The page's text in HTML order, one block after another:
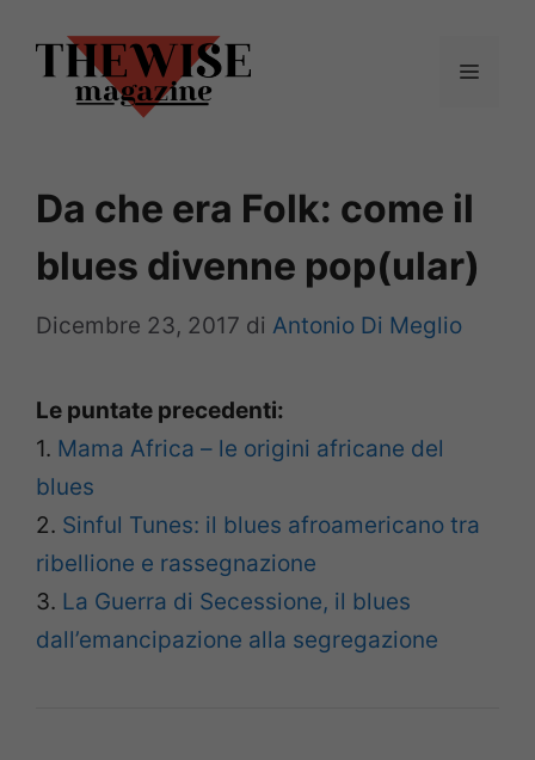
contenuto
Menu
Da che era Folk: come il
blues divenne pop(ular)
Dicembre 23, 2017 di Antonio Di Meglio
Le puntate precedenti:
1. Mama Africa – le origini africane del
blues
2. Sinful Tunes: il blues afroamericano tra
ribellione e rassegnazione
3. La Guerra di Secessione, il blues
dall’emancipazione alla segregazione